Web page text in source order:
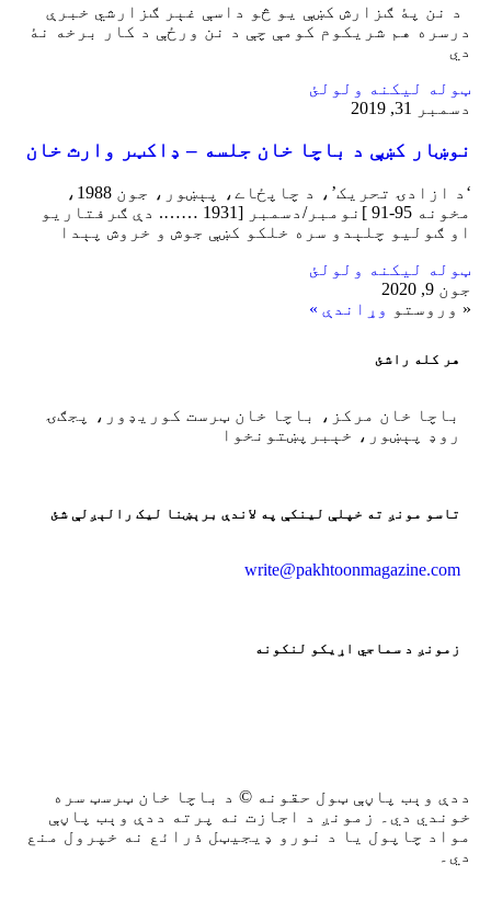
د نن پۀ ګزارش کښې یو څو داسې غېر ګزارشي خبرې
درسره هم شریکوم کومې چې د نن ورځې د کار برخه نۀ
دي
ټوله ليکنه ولولئ
دسمبر 31, 2019
نوښار کښې د باچا خان جلسه – ډاکټر وارث خان
‘د ازادۍ تحريک’، د چاپځاے، پېښور، جون 1988،
مخونه 95-91 ]نومبر/دسمبر [1931 ……. دې ګرفتاريو
او ګوليو چلېدو سره خلکو کښې جوش و خروش پېدا
ټوله ليکنه ولولئ
جون 9, 2020
« وروستو وړاندې »
هر کله راشئ
باچا خان مرکز، باچا خان ټرست کوريډور، پجګۍ
روډ پېښور، خېبرپښتونخوا
تاسو مونږ ته خپلې لينکې په لاندې برېښنا ليک رالېږلې شئ
write@pakhtoonmagazine.com
زمونږ د سماجي اړيکو لنکونه
ددې وېب پاڼې ټول حقونه © د باچا خان ټرسټ سره
خوندي دي۔ زمونږ د اجازت نه پرته ددې وېب پاڼې
مواد چاپول يا د نورو ډيجيټل ذرائع نه خپرول منع
دي۔